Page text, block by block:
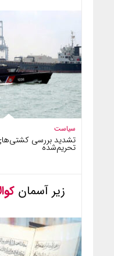
سیاست
تشدید بررسی
تحریم‌شده
زیر آسمان